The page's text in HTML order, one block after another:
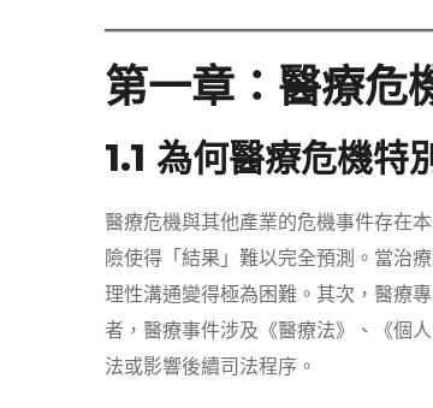
第一章：醫療危
1.1 為何醫療危機特
醫療危機與其他產業的危機事件存在
險使得「結果」難以完全預測。當治
理性溝通變得極為困難。其次，醫療
者，醫療事件涉及《醫療法》、《個
法或影響後續司法程序。